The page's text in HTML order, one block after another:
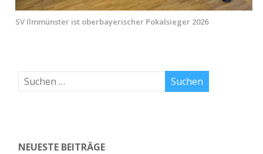
SV Ilmmünster ist oberbayerischer Pokalsieger 2026
NEUESTE BEITRÄGE